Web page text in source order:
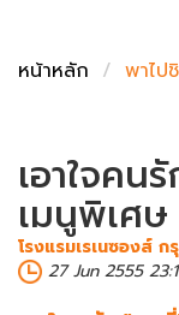
หน้าหลัก
พาไป
เอาใจคน
เมนูพิเศ
โรงแรมเรเนซองส์ ก
27 Jun 2555